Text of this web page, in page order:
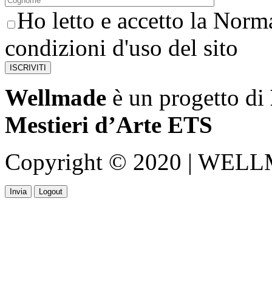
Ho letto e accetto la
condizioni d'uso del sito
Wellmade è un progetto di
Mestieri d’Arte ETS
Copyright © 2020 |
Invia Logout